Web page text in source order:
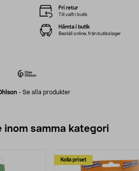
- Se alla produkter
Fri retur
Till valfri butik
Hämta i butik
Beställ online, från butikslager
inom samma kategori
Kolla priset